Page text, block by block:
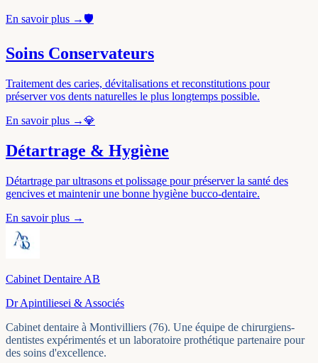
En savoir plus →🛡️
Soins Conservateurs
Traitement des caries, dévitalisations et reconstitutions pour
préserver vos dents naturelles le plus longtemps possible.
En savoir plus →💎
Détartrage & Hygiène
Détartrage par ultrasons et polissage pour préserver la santé des
gencives et maintenir une bonne hygiène bucco-dentaire.
En savoir plus →
Cabinet Dentaire AB
Dr Apintiliesei & Associés
Cabinet dentaire à Montivilliers (76). Une équipe de chirurgiens-
dentistes expérimentés et un laboratoire prothétique partenaire pour
des soins d'excellence.